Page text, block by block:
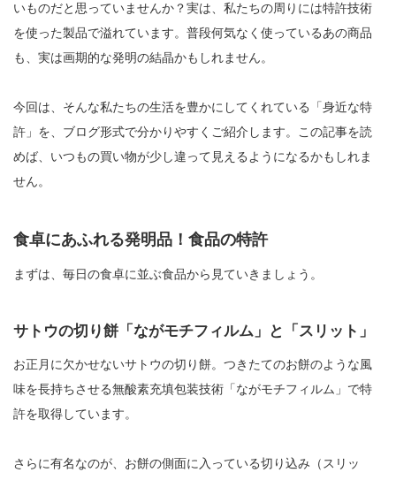
いものだと思っていませんか？実は、私たちの周りには特許技術
を使った製品で溢れています。普段何気なく使っているあの商品
も、実は画期的な発明の結晶かもしれません。
今回は、そんな私たちの生活を豊かにしてくれている「身近な特
許」を、ブログ形式で分かりやすくご紹介します。この記事を読
めば、いつもの買い物が少し違って見えるようになるかもしれま
せん。
食卓にあふれる発明品！食品の特許
まずは、毎日の食卓に並ぶ食品から見ていきましょう。
サトウの切り餅「ながモチフィルム」と「スリット」
お正月に欠かせないサトウの切り餅。つきたてのお餅のような風
味を長持ちさせる無酸素充填包装技術「ながモチフィルム」で特
許を取得しています。
さらに有名なのが、お餅の側面に入っている切り込み（スリッ